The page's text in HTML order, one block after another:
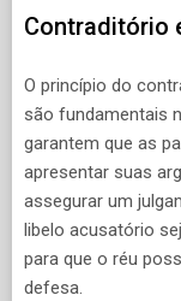
Contraditório
O princípio do
são fundamentais
garantem que as
apresentar suas
assegurar um
libelo acusatório
para que o réu
defesa.